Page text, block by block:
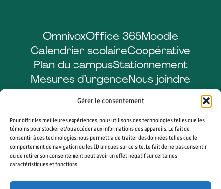
Gérer le consentement
Pour offrir les meilleures expériences, nous utilisons des technologies telles que les
témoins pour stocker et/ou accéder aux informations des appareils. Le fait de
consentir à ces technologies nous permettra de traiter des données telles que le
comportement de navigation ou les ID uniques sur ce site. Le fait de ne pas consentir
ou de retirer son consentement peut avoir un effet négatif sur certaines
caractéristiques et fonctions.
OmnivoxOffice 365Moodle
Calendrier scolaireCoopérative
Plan du campusStationnement
Mesures d’urgenceNous joindre
FacebookLinkedInInstagramYouTube
© 2026 CÉGEP DE SHERBROOKE. TOUS DROITS RÉSERVÉS. AGENCE WEB